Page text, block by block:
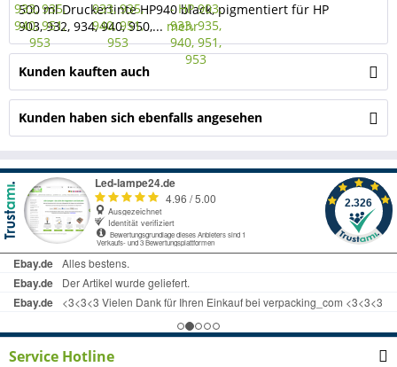
500 ml Druckertinte HP940 black, pigmentiert für HP
903, 932, 934, 940, 950,... mehr
Kunden kauften auch
Kunden haben sich ebenfalls angesehen
Service Hotline